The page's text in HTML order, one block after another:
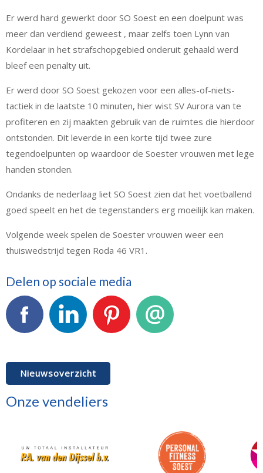
Er werd hard gewerkt door SO Soest en een doelpunt was
meer dan verdiend geweest , maar zelfs toen Lynn van
Kordelaar in het strafschopgebied onderuit gehaald werd
bleef een penalty uit.
Er werd door SO Soest gekozen voor een alles-of-niets-
tactiek in de laatste 10 minuten, hier wist SV Aurora van te
profiteren en zij maakten gebruik van de ruimtes die hierdoor
ontstonden. Dit leverde in een korte tijd twee zure
tegendoelpunten op waardoor de Soester vrouwen met lege
handen stonden.
Ondanks de nederlaag liet SO Soest zien dat het voetballend
goed speelt en het de tegenstanders erg moeilijk kan maken.
Volgende week spelen de Soester vrouwen weer een
thuiswedstrijd tegen Roda 46 VR1.
Delen op sociale media
Nieuwsoverzicht
Onze vendeliers